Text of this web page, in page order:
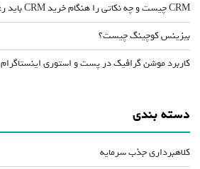
CRM چیست و چه نکاتی را هنگام خرید CRM باید رعایت کرد؟
بیزینس کوچینگ چیست؟
کاربرد موشن گرافیک در پست و استوری اینستاگرام
دسته بندی
کلاهبرداری جذب سرمایه